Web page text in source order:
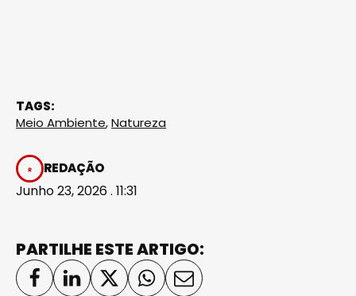
TAGS:
Meio Ambiente,Natureza
REDAÇÃO
Junho 23, 2026 . 11:31
PARTILHE ESTE ARTIGO: